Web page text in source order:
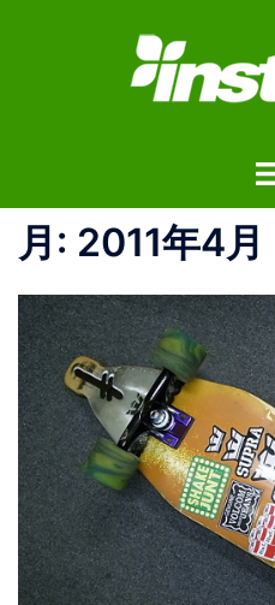
ス
ト
ル
メ
ニ
ュ
ー
月: 2011年4月